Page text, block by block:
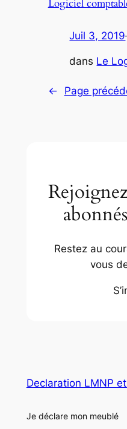
Logiciel
Juil 3, 2019
dans Le
← Page
Restez au
vous
Declaration LMNP
Je déclare mon meublé